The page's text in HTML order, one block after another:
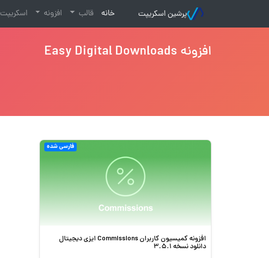
پرشین اسکریپت خانه
(current) قالب افزونه اسکریپت
افزونه Easy Digital Downloads
فارسی شده
افزونه کمیسیون کاربران Commissions ایزی دیجیتال
دانلود نسخه 3.5.1